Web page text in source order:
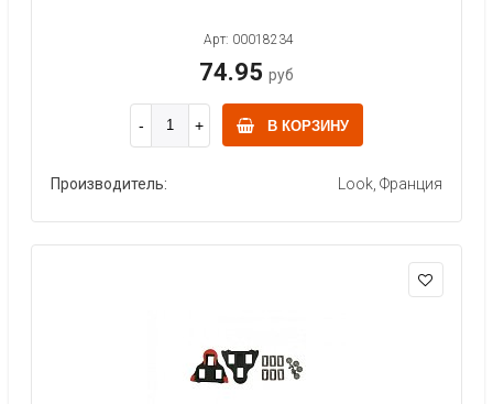
Арт: 00018234
74.95 руб
В КОРЗИНУ
Производитель: Look, Франция